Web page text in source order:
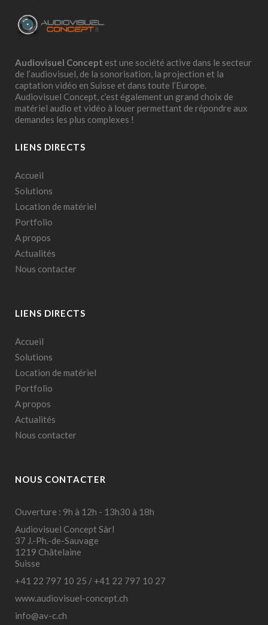
Audiovisuel Concept est une société active dans le secteur
de l’audiovisuel, de la sonorisation, la projection et la
captation vidéo en Suisse et dans toute l’Europe.
Audiovisuel Concept, c’est également un grand choix de
matériel audio et vidéo à louer permettant de répondre aux
demandes les plus complexes !
LIENS DIRECTS
Accueil
Solutions
Location de matériel
Portfolio
A propos
Actualités
Nous contacter
LIENS DIRECTS
Accueil
Solutions
Location de matériel
Portfolio
A propos
Actualités
Nous contacter
NOUS CONTACTER
Ouverture : 9h à 12h - 13h30 à 18h
Audiovisuel Concept Sàrl
37 J.-Ph.-de-Sauvage
1219 Châtelaine
Suisse
+41 22 797 10 25 / +41 22 797 10 27
www.audiovisuel-concept.ch
info@av-c.ch